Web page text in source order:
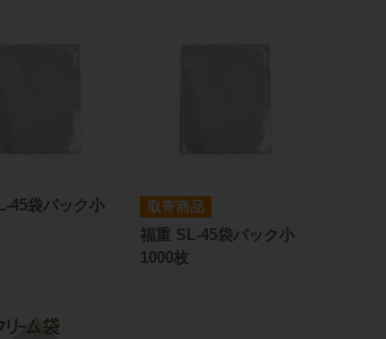
45袋パック小
取寄商品
福重 SL-45袋パック小
1000枚